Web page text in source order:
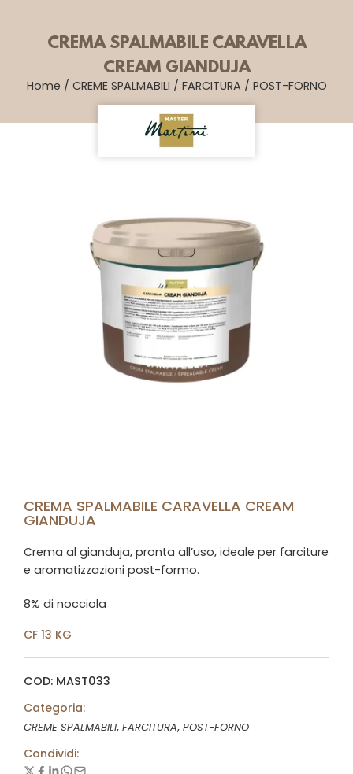
CREMA SPALMABILE CARAVELLA
CREAM GIANDUJA
Home / CREME SPALMABILI / FARCITURA / POST-FORNO
CREMA SPALMABILE CARAVELLA CREAM
GIANDUJA
Crema al gianduja, pronta all’uso, ideale per farciture
e aromatizzazioni post-formo.
8% di nocciola
CF 13 KG
COD: MAST033
Categoria:
CREME SPALMABILI, FARCITURA, POST-FORNO
Condividi: